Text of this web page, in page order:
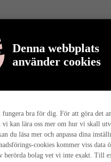
Denna webbplats
använder cookies
bra för dig. För att göra det
kan lära oss mer om hur vi skall
du läsa mer och anpassa dina
cookies kommer viss data
berörda bolag vet vi inte exakt. Till
varför det är så, och hur hela